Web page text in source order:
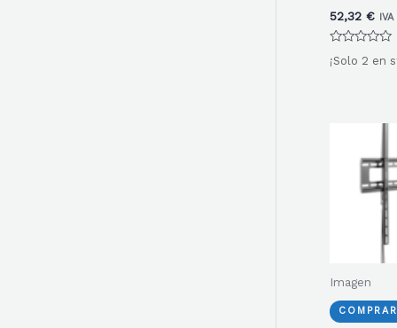
52,32 €
Valorado
con
¡Solo 2 en
Imagen